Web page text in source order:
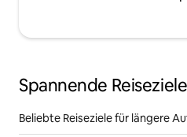
Spannende Reiseziele
Beliebte Reiseziele für längere